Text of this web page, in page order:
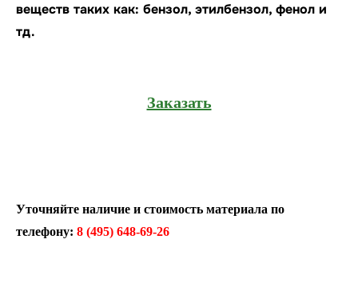
веществ таких как: бензол, этилбензол, фенол и
тд.
Заказать
Уточняйте наличие и стоимость материала по
телефону: 8 (495) 648-69-26